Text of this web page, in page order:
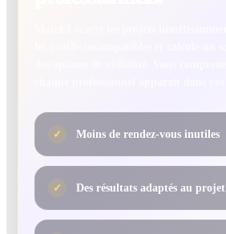
✓ Moins de rendez-vous inutiles
✓ Des résultats adaptés au projet